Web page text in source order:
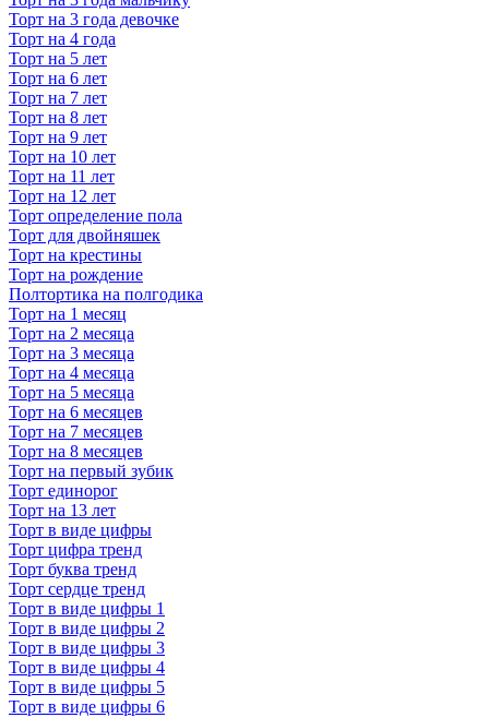
Торт на 3 года девочке
Торт на 4 года
Торт на 5 лет
Торт на 6 лет
Торт на 7 лет
Торт на 8 лет
Торт на 9 лет
Торт на 10 лет
Торт на 11 лет
Торт на 12 лет
Торт определение пола
Торт для двойняшек
Торт на крестины
Торт на рождение
Полтортика на полгодика
Торт на 1 месяц
Торт на 2 месяца
Торт на 3 месяца
Торт на 4 месяца
Торт на 5 месяца
Торт на 6 месяцев
Торт на 7 месяцев
Торт на 8 месяцев
Торт на первый зубик
Торт единорог
Торт на 13 лет
Торт в виде цифры
Торт цифра тренд
Торт буква тренд
Торт сердце тренд
Торт в виде цифры 1
Торт в виде цифры 2
Торт в виде цифры 3
Торт в виде цифры 4
Торт в виде цифры 5
Торт в виде цифры 6